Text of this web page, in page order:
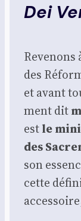
Dei
Reve­nons
des
et avant
ment dit
estle
des
son
cette